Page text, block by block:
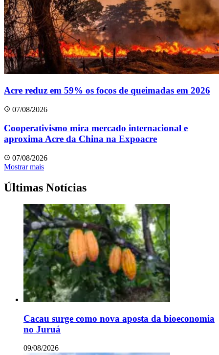
Acre reduz em 59% os focos de queimadas em 2026
07/08/2026
Cooperativismo mira mercado internacional e
aproxima Acre da China na Expoacre
07/08/2026
Mostrar mais
Últimas Notícias
Cacau surge como nova aposta da bioeconomia
no Juruá
09/08/2026